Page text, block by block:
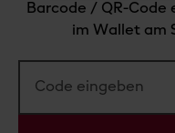
Barcode / QR-Code
im Wallet am